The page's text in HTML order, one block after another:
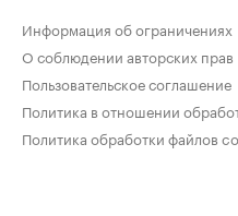
Информация об ограничениях
О соблюдении авторских прав
Пользовательское соглашение
Политика в отношении
Политика обработки файлов